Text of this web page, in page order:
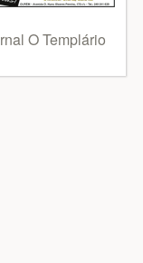
O Templário